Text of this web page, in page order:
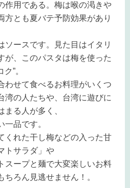
作用である。梅は喉の渇きや
方とも夏バテ予防効果があり
ソースです。見た目はイタリ
が、このパスタは梅を使った
”。
わせて食べるお料理がいくつ
湾の人たちや、台湾に遊びに
る人が多く、
品です。
くれた干し梅などの入った甘
トサラダ」や
スープと麺で大変楽しいお料
ろん見逃せません！。